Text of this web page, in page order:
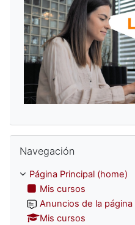
Navegación
Página Principal (home)
Mis cursos
Anuncios de la página
Mis cursos